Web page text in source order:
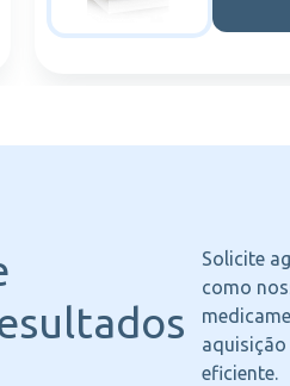
Solicite
como
aquisição
eficiente.